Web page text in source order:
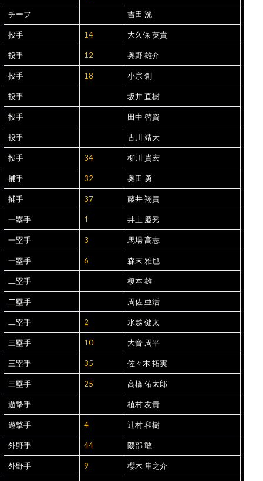
チーフ 吉田 洸
投手 14 大久保 英貴
投手 12 奥野 雄介
投手 18 小宗 創
投手 坂井 直樹
投手 田中 啓資
投手 古川 靖大
投手 34 柳川 貴宏
捕手 32 奥田 勇
捕手 37 藤井 翔貴
一塁手 1 井上 慶秀
一塁手 3 馬場 高志
一塁手 6 森末 雅也
二塁手 榎本 雄
二塁手 周佐 亜活
二塁手 2 水越 健太
三塁手 10 大音 周平
三塁手 35 佐々木 拓実
三塁手 25 高橋 佑太郎
遊撃手 植村 友貴
遊撃手 4 辻村 和樹
外野手 44 隈部 敢
外野手 9 櫻木 隼之介